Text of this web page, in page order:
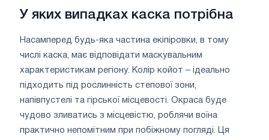
У яких випадках каска потрібна
Насамперед будь-яка частина екіпіровки, в тому
числі каска, має відповідати маскувальним
характеристикам регіону. Колір койот – ідеально
підходить під рослинність степової зони,
напівпустелі та гірської місцевості. Окраса буде
чудово зливатись з місцевістю, роблячи воїна
практично непомітним при побіжному погляді. Ця